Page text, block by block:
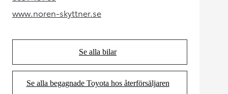
(Opens in new tab)
www.noren-skyttner.se
(Opens in new tab)
Se alla bilar
(Opens in new tab)
Se alla begagnade Toyota hos återförsäljaren
(Opens in new tab)